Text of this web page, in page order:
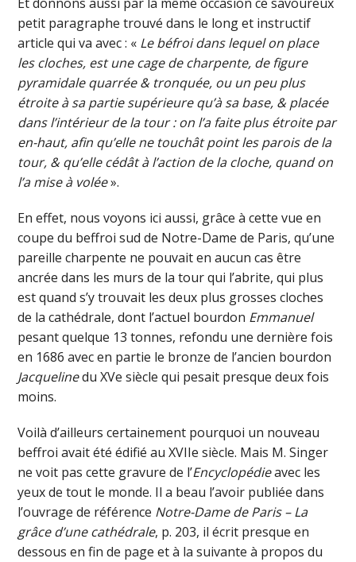
petit paragraphe trouvé dans le long et instructif
article qui va avec : « Le béfroi dans lequel on place
les cloches, est une cage de charpente, de figure
pyramidale quarrée & tronquée, ou un peu plus
étroite à sa partie supérieure qu’à sa base, & placée
dans l’intérieur de la tour : on l’a faite plus étroite par
en-haut, afin qu’elle ne touchât point les parois de la
tour, & qu’elle cédât à l’action de la cloche, quand on
l’a mise à volée».
En effet, nous voyons ici aussi, grâce à cette vue en
coupe du beffroi sud de Notre-Dame de Paris, qu’une
pareille charpente ne pouvait en aucun cas être
ancrée dans les murs de la tour qui l’abrite, qui plus
est quand s’y trouvait les deux plus grosses cloches
de la cathédrale, dont l’actuel bourdon Emmanuel
pesant quelque 13 tonnes, refondu une dernière fois
en 1686 avec en partie le bronze de l’ancien bourdon
Jacquelinedu XVe siècle qui pesait presque deux fois
moins.
Voilà d’ailleurs certainement pourquoi un nouveau
beffroi avait été édifié au XVIIe siècle. Mais M. Singer
ne voit pas cette gravure de l’Encyclopédieavec les
yeux de tout le monde. Il a beau l’avoir publiée dans
l’ouvrage de référence Notre-Dame de Paris – La
grâce d’une cathédrale, p. 203, il écrit presque en
dessous en fin de page et à la suivante à propos du